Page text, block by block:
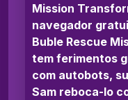
Mission
navegador
Buble Rescue
tem ferimentos
com autobots,
Sam reboca-lo